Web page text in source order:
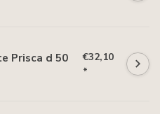
Prisca d 50
€32,10
*